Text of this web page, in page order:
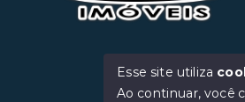
Esse site utiliza
Ao continuar, você